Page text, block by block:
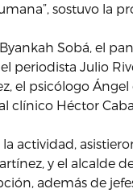
sostuvo la
Sobá, el
periodista Julio
el psicólogo Ángel
clínico Héctor
actividad,
y el alcalde
además de